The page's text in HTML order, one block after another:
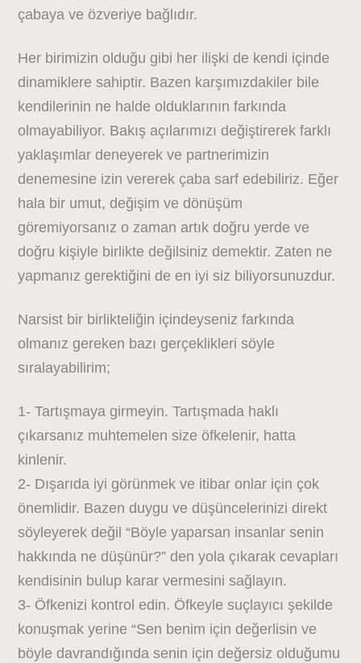
çabaya ve özveriye bağlıdır.
Her birimizin olduğu gibi her ilişki de kendi içinde
dinamiklere sahiptir. Bazen karşımızdakiler bile
kendilerinin ne halde olduklarının farkında
olmayabiliyor. Bakış açılarımızı değiştirerek farklı
yaklaşımlar deneyerek ve partnerimizin
denemesine izin vererek çaba sarf edebiliriz. Eğer
hala bir umut, değişim ve dönüşüm
göremiyorsanız o zaman artık doğru yerde ve
doğru kişiyle birlikte değilsiniz demektir. Zaten ne
yapmanız gerektiğini de en iyi siz biliyorsunuzdur.
Narsist bir birlikteliğin içindeyseniz farkında
olmanız gereken bazı gerçeklikleri söyle
sıralayabilirim;
1- Tartışmaya girmeyin. Tartışmada haklı
çıkarsanız muhtemelen size öfkelenir, hatta
kinlenir.
2- Dışarıda iyi görünmek ve itibar onlar için çok
önemlidir. Bazen duygu ve düşüncelerinizi direkt
söyleyerek değil “Böyle yaparsan insanlar senin
hakkında ne düşünür?” den yola çıkarak cevapları
kendisinin bulup karar vermesini sağlayın.
3- Öfkenizi kontrol edin. Öfkeyle suçlayıcı şekilde
konuşmak yerine “Sen benim için değerlisin ve
böyle davrandığında senin için değersiz olduğumu